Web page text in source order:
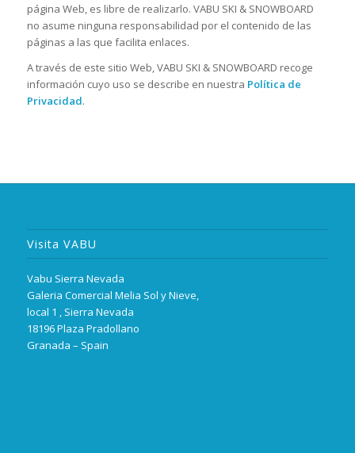
página Web, es libre de realizarlo. VABU SKI & SNOWBOARD
no asume ninguna responsabilidad por el contenido de las
páginas a las que facilita enlaces.
A través de este sitio Web, VABU SKI & SNOWBOARD recoge
información cuyo uso se describe en nuestra Política de
Privacidad.
Visita VABU
Vabu Sierra Nevada
Galeria Comercial Melia Sol y Nieve,
local 1 , Sierra Nevada
18196 Plaza Pradollano
Granada – Spain